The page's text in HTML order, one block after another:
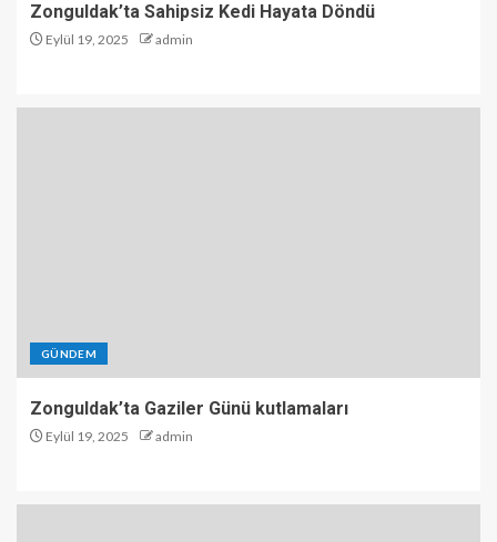
Zonguldak’ta Sahipsiz Kedi Hayata Döndü
Eylül 19, 2025 admin
GÜNDEM
Zonguldak’ta Gaziler Günü kutlamaları
Eylül 19, 2025 admin